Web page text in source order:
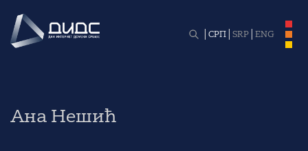
СРП SRP ENG
Ана Нешић